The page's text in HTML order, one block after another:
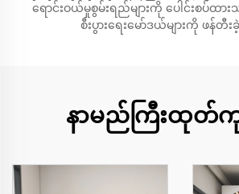
ရောင်းဝယ်မှုစွမ်းရည်များကို ပေါင်းစပ်ထ
စီးပွားရေးမော်ဒယ်များကို ဖန်တီ
နာမည်ကြီးထုတ်ကု